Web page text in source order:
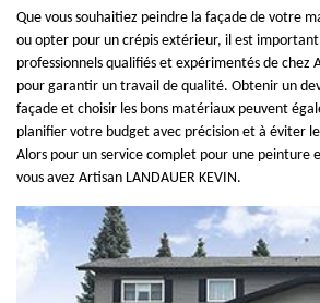
Que vous souhaitiez peindre la façade de votre
ou opter pour un crépis extérieur, il est
professionnels qualifiés et expérimentés de chez
pour garantir un travail de qualité. Obtenir un
façade et choisir les bons matériaux peuvent
planifier votre budget avec précision et à éviter
Alors pour un service complet pour une peinture
vous avez Artisan LANDAUER KEVIN.